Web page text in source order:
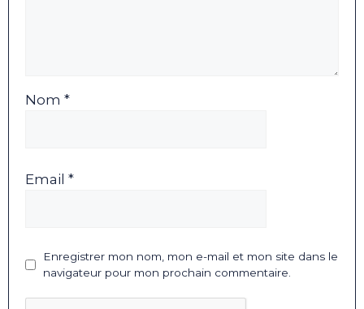
Nom *
Email *
Enregistrer mon nom, mon e-mail et mon site dans le
navigateur pour mon prochain commentaire.